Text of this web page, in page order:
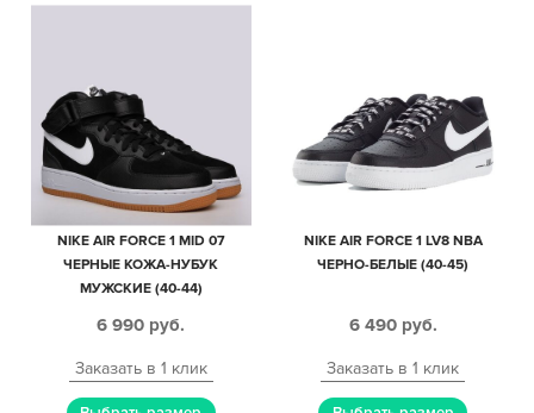
NIKE AIR FORCE 1 MID 07
ЧЕРНЫЕ КОЖА-НУБУК
МУЖСКИЕ (40-44)
6 990 руб.
Заказать в 1 клик
NIKE AIR FORCE 1 LV8 NBA
ЧЕРНО-БЕЛЫЕ (40-45)
6 490 руб.
Заказать в 1 клик